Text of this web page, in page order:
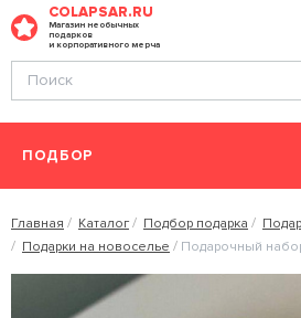
COLAPSAR.RU
Магазин необычных
подарков
и корпоративного мерча
ПОДБОР
Главная Каталог Подбор подарка
Подарки на новоселье
Подарочный